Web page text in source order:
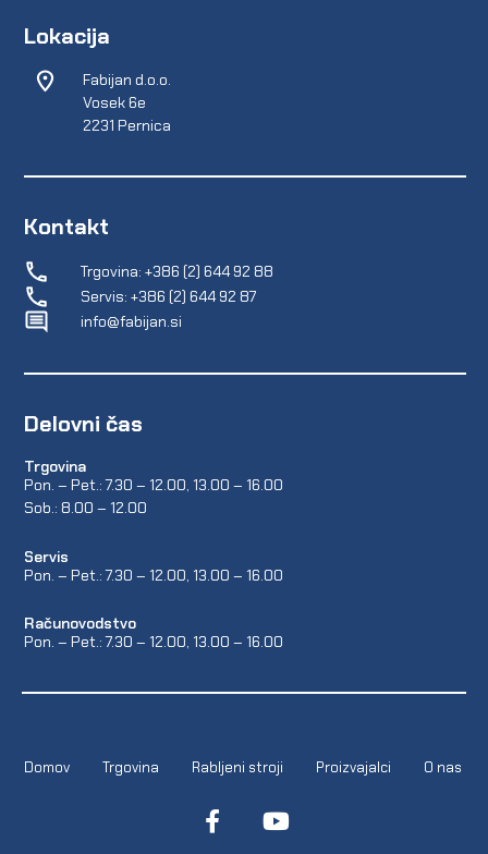
Lokacija
Fabijan d.o.o.
Vosek 6e
2231 Pernica
Kontakt
Trgovina: +386 (2) 644 92 88
Servis: +386 (2) 644 92 87
info@fabijan.si
Delovni čas
Trgovina
Pon. – Pet.: 7.30 – 12.00, 13.00 – 16.00
Sob.: 8.00 – 12.00
Servis
Pon. – Pet.: 7.30 – 12.00, 13.00 – 16.00
Računovodstvo
Pon. – Pet.: 7.30 – 12.00, 13.00 – 16.00
Domov Trgovina Rabljeni stroji Proizvajalci O nas